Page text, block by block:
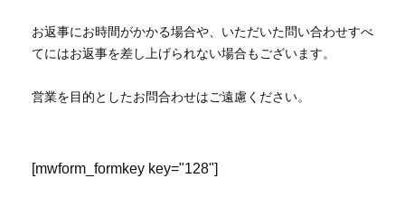
お返事にお時間がかかる場合や、いただいた問い合わせすべ
てにはお返事を差し上げられない場合もございます。
営業を目的としたお問合わせはご遠慮ください。
[mwform_formkey key="128"]